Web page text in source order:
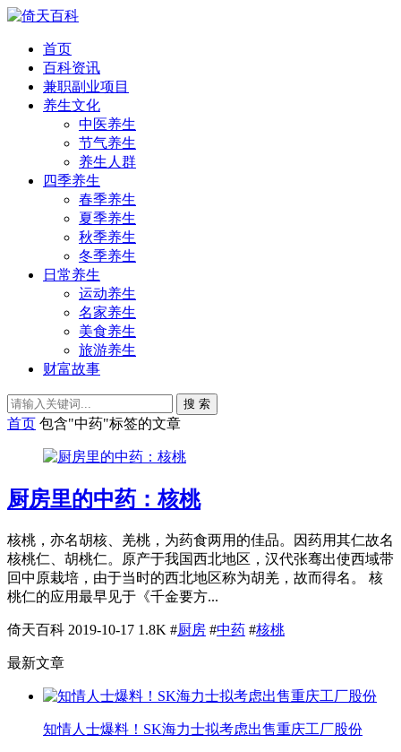
首页
百科资讯
兼职副业项目
养生文化
中医养生
节气养生
养生人群
四季养生
春季养生
夏季养生
秋季养生
冬季养生
日常养生
运动养生
名家养生
美食养生
旅游养生
财富故事
搜 索
首页 包含"中药"标签的文章
厨房里的中药：核桃
核桃，亦名胡核、羌桃，为药食两用的佳品。因药用其仁故名
核桃仁、胡桃仁。原产于我国西北地区，汉代张骞出使西域带
回中原栽培，由于当时的西北地区称为胡羌，故而得名。 核
桃仁的应用最早见于《千金要方...
倚天百科 2019-10-17 1.8K #厨房 #中药 #核桃
最新文章
知情人士爆料！SK海力士拟考虑出售重庆工厂股份